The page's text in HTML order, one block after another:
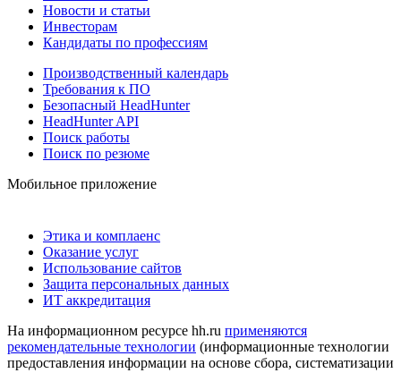
Новости и статьи
Инвесторам
Кандидаты по профессиям
Производственный календарь
Требования к ПО
Безопасный HeadHunter
HeadHunter API
Поиск работы
Поиск по резюме
Мобильное приложение
Этика и комплаенс
Оказание услуг
Использование сайтов
Защита персональных данных
ИТ аккредитация
На информационном ресурсе hh.ru применяются
рекомендательные технологии (информационные технологии
предоставления информации на основе сбора, систематизации